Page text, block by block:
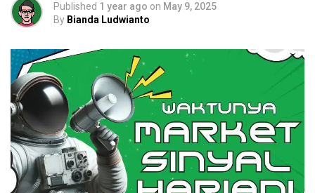
Published 1 year ago on May 9, 2025
By Bianda Ludwianto